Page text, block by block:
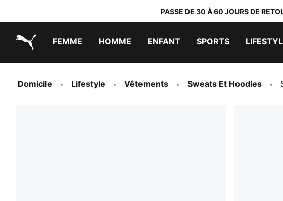
PASSE DE 30 À 60 JOURS DE
FEMME HOMME ENFANT SPORTS
Domicile Lifestyle Vêtements Sweats Et Hoodies